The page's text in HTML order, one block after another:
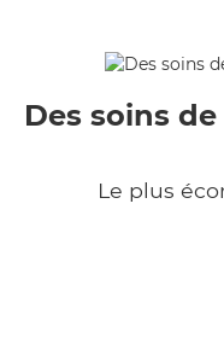
Des soins
Le plus